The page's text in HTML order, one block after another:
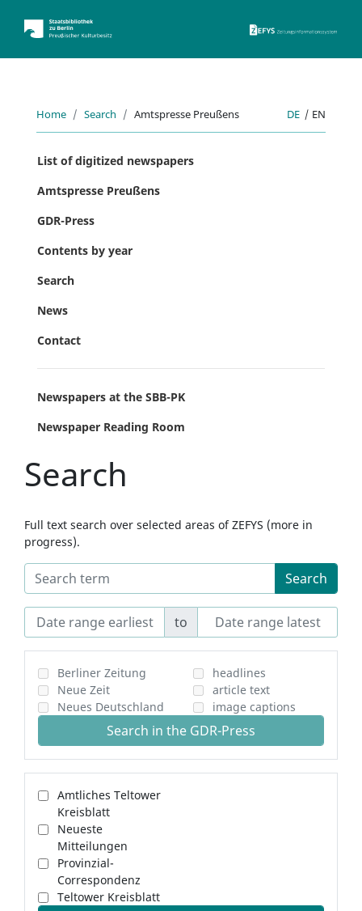
Home Search Amtspresse Preußens DE | EN
List of digitized newspapers
Amtspresse Preußens
GDR-Press
Contents by year
Search
News
Contact
Newspapers at the SBB-PK
Newspaper Reading Room
Search
Full text search over selected areas of ZEFYS (more in
progress).
Search
to
Berliner Zeitung
Neue Zeit
Neues Deutschland
headlines
article text
image captions
Search in the GDR-Press
Amtliches Teltower
Kreisblatt
Neueste
Mitteilungen
Provinzial-
Correspondenz
Teltower Kreisblatt